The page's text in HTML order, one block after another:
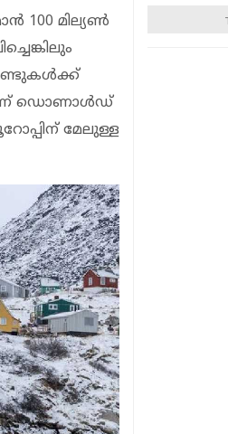
100 മില്യണ്‍
ഡൊണാള്‍ഡ്
മേലുള്ള